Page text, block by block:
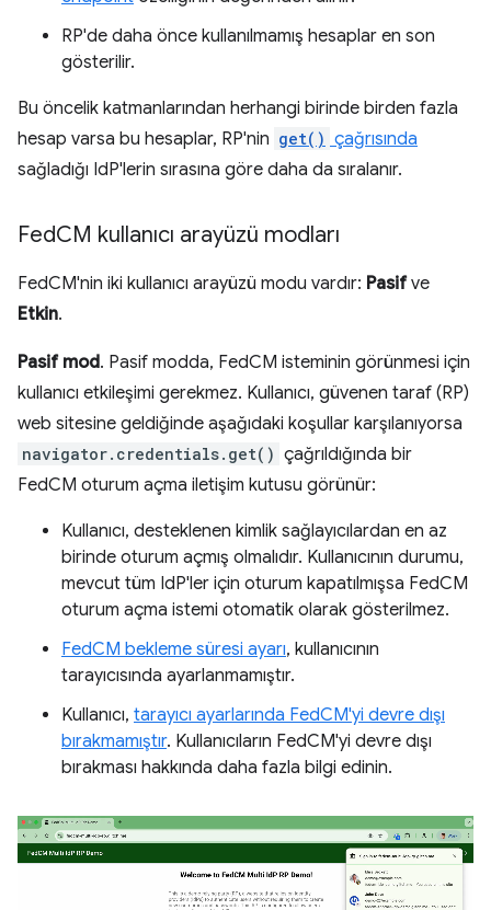
RP'de daha önce kullanılmamış hesaplar en son
gösterilir.
Bu öncelik katmanlarından herhangi birinde birden fazla
hesap varsa bu hesaplar, RP'nin get() çağrısında
sağladığı IdP'lerin sırasına göre daha da sıralanır.
FedCM kullanıcı arayüzü modları
FedCM'nin iki kullanıcı arayüzü modu vardır: Pasifve
Etkin.
Pasif mod. Pasif modda, FedCM isteminin görünmesi için
kullanıcı etkileşimi gerekmez. Kullanıcı, güvenen taraf (RP)
web sitesine geldiğinde aşağıdaki koşullar karşılanıyorsa
navigator.credentials.get() çağrıldığında bir
FedCM oturum açma iletişim kutusu görünür:
Kullanıcı, desteklenen kimlik sağlayıcılardan en az
birinde oturum açmış olmalıdır. Kullanıcının durumu,
mevcut tüm IdP'ler için oturum kapatılmışsa FedCM
oturum açma istemi otomatik olarak gösterilmez.
FedCM bekleme süresi ayarı, kullanıcının
tarayıcısında ayarlanmamıştır.
Kullanıcı, tarayıcı ayarlarında FedCM'yi devre dışı
bırakmamıştır. Kullanıcıların FedCM'yi devre dışı
bırakması hakkında daha fazla bilgi edinin.